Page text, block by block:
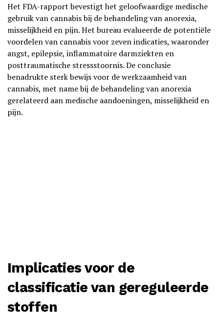
Het FDA-rapport bevestigt het geloofwaardige medische
gebruik van cannabis bij de behandeling van anorexia,
misselijkheid en pijn. Het bureau evalueerde de potentiële
voordelen van cannabis voor zeven indicaties, waaronder
angst, epilepsie, inflammatoire darmziekten en
posttraumatische stressstoornis. De conclusie
benadrukte sterk bewijs voor de werkzaamheid van
cannabis, met name bij de behandeling van anorexia
gerelateerd aan medische aandoeningen, misselijkheid en
pijn.
Implicaties voor de
classificatie van gereguleerde
stoffen